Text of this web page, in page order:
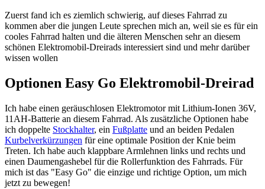
Zuerst fand ich es ziemlich schwierig, auf dieses Fahrrad zu
kommen aber die jungen Leute sprechen mich an, weil sie es für ein
cooles Fahrrad halten und die älteren Menschen sehr an diesem
schönen Elektromobil-Dreirads interessiert sind und mehr darüber
wissen wollen
Optionen Easy Go Elektromobil-Dreirad
Ich habe einen geräuschlosen Elektromotor mit Lithium-Ionen 36V,
11AH-Batterie an diesem Fahrrad. Als zusätzliche Optionen habe
ich doppelte Stockhalter, ein Fußplatte und an beiden Pedalen
Kurbelverkürzungen für eine optimale Position der Knie beim
Treten. Ich habe auch klappbare Armlehnen links und rechts und
einen Daumengashebel für die Rollerfunktion des Fahrrads. Für
mich ist das "Easy Go" die einzige und richtige Option, um mich
jetzt zu bewegen!